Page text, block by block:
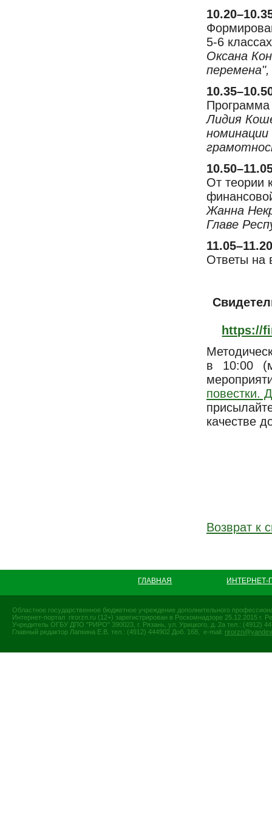
5-6 классах
Оксана
Программа
Лидия
От теории
Жанна
Главе
11.05–11.20
Ответы на
https://
в 10:00
повестки.
качестве
Возврат к
ГЛАВНАЯ
Областное государственное бюджетное учреждение дополнительного
Интернет-портал rirorzn.ru (12+) зарегистрирован в Роскомнадзоре 25.12.2015
Учредитель ОГБУ ДПО "РИРО" 390023, г. Рязань, ул. Урицкого, д. 2а тел.: (4912)
Главный редактор Лапкина Е.В. тел.: (4912) 444902 Доб. 168, e-mail: